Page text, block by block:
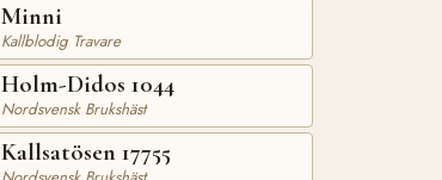
Minni
Kallblodig Travare
Holm-Didos 1044
Nordsvensk Brukshäst
Kallsatösen 17755